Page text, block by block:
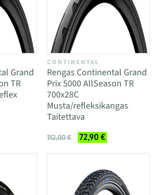
Grand
TR
CONTINENTAL
Rengas Continental Grand
Prix 5000 AllSeason TR
700x28C
Musta/refleksikangas
Taitettava
112,00 € 72,90 €